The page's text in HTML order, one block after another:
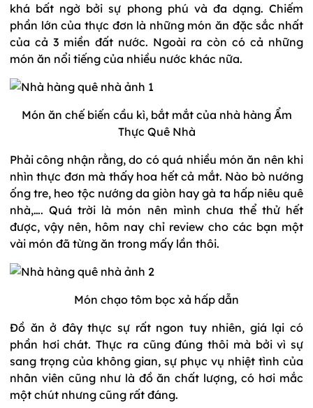
khá bất ngờ bởi sự phong phú và đa dạng. Chiếm
phần lớn của thực đơn là những món ăn đặc sắc nhất
của cả 3 miền đất nước. Ngoài ra còn có cả những
món ăn nổi tiếng của nhiều nước khác nữa.
Món ăn chế biến cầu kì, bắt mắt của nhà hàng Ẩm
Thực Quê Nhà
Phải công nhận rằng, do có quá nhiều món ăn nên khi
nhìn thực đơn mà thấy hoa hết cả mắt. Nào bò nướng
ống tre, heo tộc nướng da giòn hay gà ta hấp niêu quê
nhà,…. Quá trời là món nên mình chưa thể thử hết
được, vậy nên, hôm nay chỉ review cho các bạn một
vài món đã từng ăn trong mấy lần thôi.
Món chạo tôm bọc xả hấp dẫn
Đồ ăn ở đây thực sự rất ngon tuy nhiên, giá lại có
phần hơi chát. Thực ra cũng đúng thôi mà bởi vì sự
sang trọng của không gian, sự phục vụ nhiệt tình của
nhân viên cũng như là đồ ăn chất lượng, có hơi mắc
một chút nhưng cũng rất đáng.